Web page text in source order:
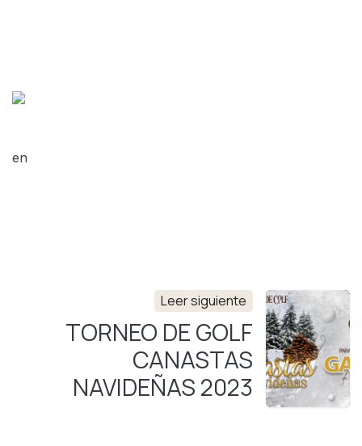
en
Leer siguiente
TORNEO DE GOLF
CANASTAS
NAVIDEÑAS 2023